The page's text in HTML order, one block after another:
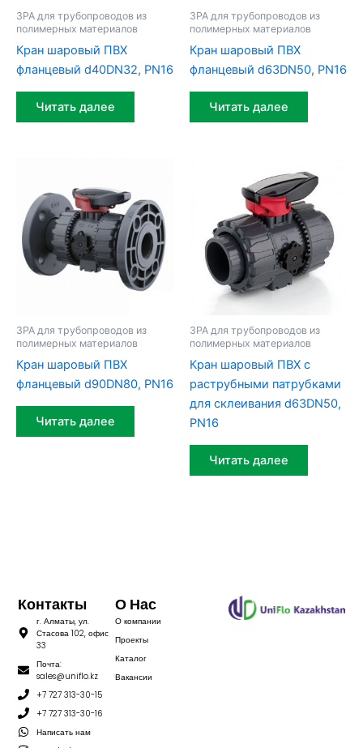
ЗРА для трубопроводов из
полимерных материалов
Кран шаровый ПВХ
фланцевый d40DN32, PN16
Читать далее
ЗРА для трубопроводов из
полимерных материалов
Кран шаровый ПВХ
фланцевый d63DN50, PN16
Читать далее
ЗРА для трубопроводов из
полимерных материалов
Кран шаровый ПВХ
фланцевый d90DN80, PN16
Читать далее
ЗРА для трубопроводов из
полимерных материалов
Кран шаровый ПВХ c
раструбными патрубками
для склеивания d63DN50,
PN16
Читать далее
О Нас
О компании
Проекты
Каталог
Вакансии
Контакты
г. Алматы, ул.
Стасова 102, офис
33
Почта:
sales@uniflo.kz
+7 727 313-30-15
+7 727 313-30-16
Написать нам